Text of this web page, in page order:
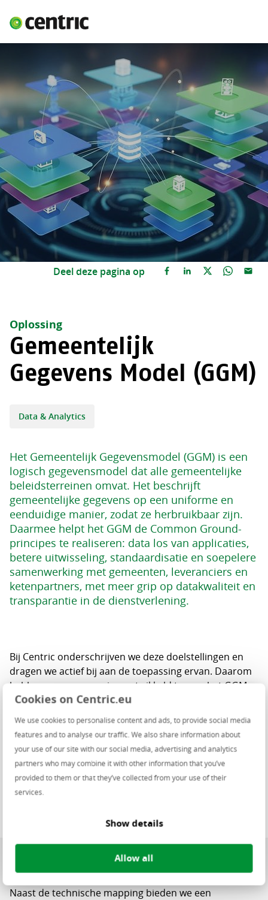
Cookies on Centric.eu
We use cookies to personalise content and ads, to provide social media
features and to analyse our traffic. We also share information about
your use of our site with our social media, advertising and analytics
partners who may combine it with other information that you’ve
provided to them or that they’ve collected from your use of their
services.
Show details
Allow all
Deel deze pagina op
Oplossing
Gemeentelijk
Gegevens Model (GGM)
Data & Analytics
Het Gemeentelijk Gegevensmodel (GGM) is een
logisch gegevensmodel dat alle gemeentelijke
beleidsterreinen omvat. Het beschrijft
gemeentelijke gegevens op een uniforme en
eenduidige manier, zodat ze herbruikbaar zijn.
Daarmee helpt het GGM de Common Ground-
principes te realiseren: data los van applicaties,
betere uitwisseling, standaardisatie en soepelere
samenwerking met gemeenten, leveranciers en
ketenpartners, met meer grip op datakwaliteit en
transparantie in de dienstverlening.
Bij Centric onderschrijven we deze doelstellingen en
dragen we actief bij aan de toepassing ervan. Daarom
hebben we een mapping ontwikkeld tussen hetGGM
en de data in Centric Financiën.
Deze mapping stellen wij kosteloos beschikbaar aan de
GGM‑community. Vraag hem aan via onderstaande
knop.
Mappingsdocument aanvragen
GGM-transformatie: semantische
laag bovenop Centric Financiën
Naast de technische mapping bieden we een